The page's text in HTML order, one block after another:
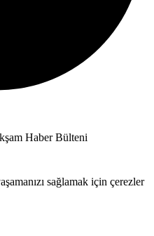
Haber Bülteni
sağlamak için çerezler